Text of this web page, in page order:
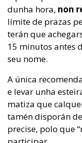
dunha hora, non
límite de prazas
terán que
15 minutos antes
seu nome.
A única
e levar unha
matiza que
tamén disporán
precise, polo que